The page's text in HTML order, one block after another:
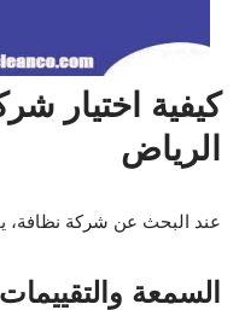
كيفية اختيار
الرياض
عند البحث عن شركة نظافة،
السمعة والتقييمات